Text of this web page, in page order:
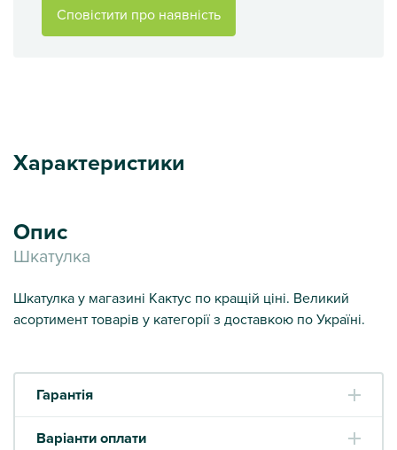
Сповістити про наявність
Характеристики
Опис
Шкатулка
Шкатулка у магазині Кактус по кращій ціні. Великий
асортимент товарів у категорії з доставкою по Україні.
Гарантія
Варіанти оплати